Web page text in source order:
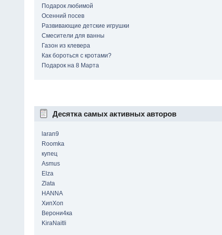
Подарок любимой
Осенний посев
Развивающие детские игрушки
Смесители для ванны
Газон из клевера
Как бороться с кротами?
Подарок на 8 Марта
Десятка самых активных авторов
laran9
Roomka
купец
Asmus
Elza
Zlata
HANNA
ХипХоп
Верони4ка
KiraNaitli